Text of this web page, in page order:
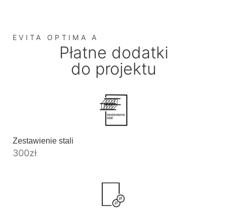
EVITA OPTIMA A
Płatne dodatki
do projektu
Zestawienie stali
300zł